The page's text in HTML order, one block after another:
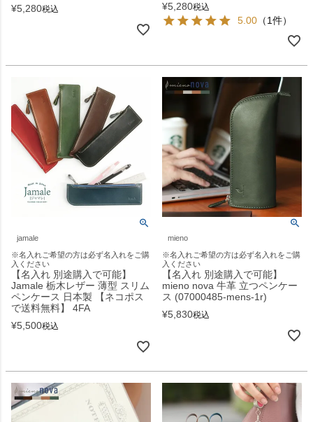
¥5,280税込
¥5,280税込
5.00 （1件）
jamale
※名入れご希望の方は必ず名入れをご購
入ください
【名入れ 別途購入で可能】
Jamale 栃木レザー 薄型 スリム
ペンケース 日本製 【ネコポス
で送料無料】 4FA
¥5,500税込
mieno
※名入れご希望の方は必ず名入れをご購
入ください
【名入れ 別途購入で可能】
mieno nova 牛革 立つペンケー
ス (07000485-mens-1r)
¥5,830税込